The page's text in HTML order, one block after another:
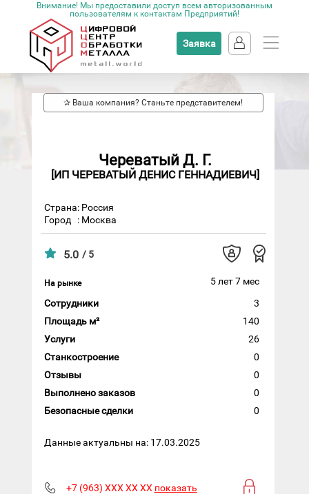
Внимание! Мы предоставили доступ всем авторизованным
пользователям к контактам Предприятий!
Заявка
✰ Ваша компания? Станьте представителем!
Череватый Д. Г.
[ИП ЧЕРЕВАТЫЙ ДЕНИС ГЕННАДИЕВИЧ]
Страна: Россия
Город
: Москва
5.0 / 5
На рынке
5 лет 7 мес
Сотрудники
3
Площадь м²
140
Услуги
26
Станкостроение
0
Отзывы
0
Выполнено заказов
0
Безопасные сделки
0
Данные актуальны на: 17.03.2025
+7 (963) XXX XX XX показать